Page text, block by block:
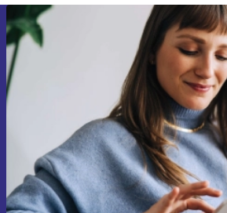
Liity ensimmäistä
tilaajaksi ja säästä 15 €!
Älä missaa enää yhtäkään
Pyydä etukuponki
Lisätietoja henkilötietojen käytöstä löydät